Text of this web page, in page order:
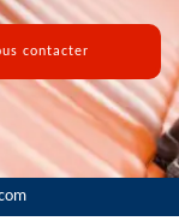
contacter